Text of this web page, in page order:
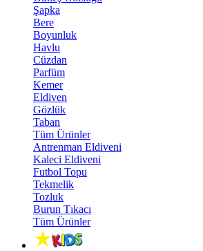
Şapka
Bere
Boyunluk
Havlu
Cüzdan
Parfüm
Kemer
Eldiven
Gözlük
Taban
Tüm Ürünler
Antrenman Eldiveni
Kaleci Eldiveni
Futbol Topu
Tekmelik
Tozluk
Burun Tıkacı
Tüm Ürünler